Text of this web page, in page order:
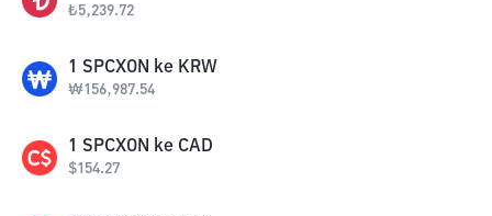
₺5,239.72
1 SPCXON ke KRW
₩156,987.54
1 SPCXON ke CAD
$154.27